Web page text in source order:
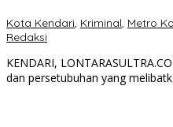
Kota Kendari, Kriminal, Metro
Redaksi
KENDARI,
dan persetubuhan yang